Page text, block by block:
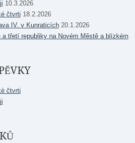
10.3.2026
čtvrti 18.2.2026
IV. v Kunraticích 20.1.2026
třetí republiky na Novém Městě a blízkém
čtvrti